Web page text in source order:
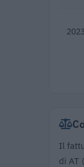
Il
di AT (